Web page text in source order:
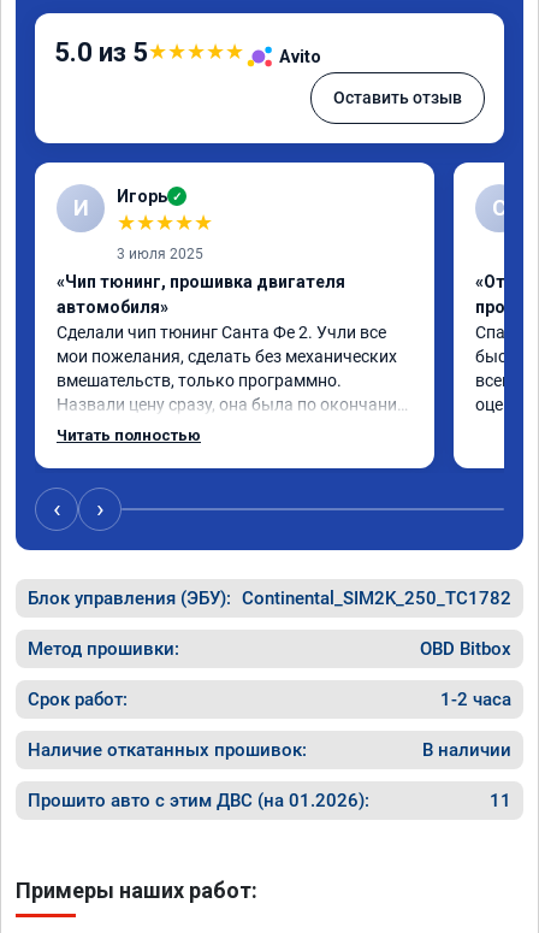
5.0 из 5★★★★★ Avito
Оставить отзыв
И Игорь ✓
★★★★★
3 июля 2025
«Чип тюнинг, прошивка двигателя
автомобиля»
Сделали чип тюнинг Санта Фе 2. Учли все
мои пожелания, сделать без механических
вмешательств, только программно.
Назвали цену сразу, она была по окончании
работ без изменений. Александр профи
Спасибо большое и процветания сервису!!!
Читать полностью
С
быстро
всем
оценку
‹ ›
Блок управления (ЭБУ): Continental_SIM2K_250_TC1782
Метод прошивки: OBD Bitbox
Срок работ: 1-2 часа
Наличие откатанных прошивок: В наличии
Прошито авто с этим ДВС (на 01.2026): 11
Примеры наших работ: